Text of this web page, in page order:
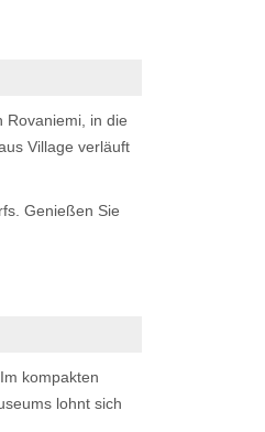
Rovaniemi, in die
Village verläuft
Genießen Sie
kompakten
lohnt sich